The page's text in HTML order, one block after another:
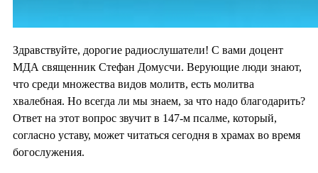
Здравствуйте, дорогие радиослушатели! С вами доцент
МДА священник Стефан Домусчи. Верующие люди знают,
что среди множества видов молитв, есть молитва
хвалебная. Но всегда ли мы знаем, за что надо благодарить?
Ответ на этот вопрос звучит в 147-м псалме, который,
согласно уставу, может читаться сегодня в храмах во время
богослужения.